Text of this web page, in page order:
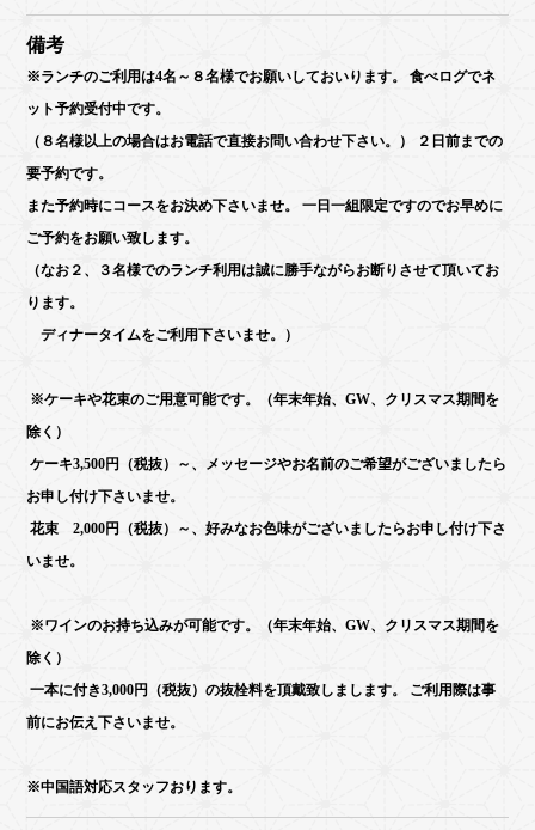
備考
※ランチのご利用は4名～８名様でお願いしておいります。 食べログでネ
ット予約受付中です。
（８名様以上の場合はお電話で直接お問い合わせ下さい。） ２日前までの
要予約です。
また予約時にコースをお決め下さいませ。 一日一組限定ですのでお早めに
ご予約をお願い致します。
（なお２、３名様でのランチ利用は誠に勝手ながらお断りさせて頂いてお
ります。
ディナータイムをご利用下さいませ。）
※ケーキや花束のご用意可能です。（年末年始、GW、クリスマス期間を
除く）
ケーキ3,500円（税抜）～、メッセージやお名前のご希望がございましたら
お申し付け下さいませ。
花束 2,000円（税抜）～、好みなお色味がございましたらお申し付け下さ
いませ。
※ワインのお持ち込みが可能です。（年末年始、GW、クリスマス期間を
除く）
一本に付き3,000円（税抜）の抜栓料を頂戴致しまします。 ご利用際は事
前にお伝え下さいませ。
※中国語対応スタッフおります。